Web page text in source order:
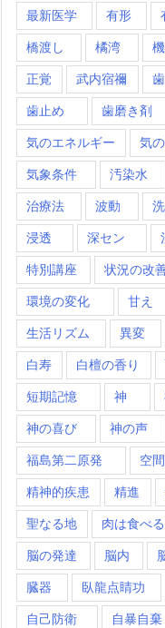
最新医学 有形
橋渡し 橘湾
正覚 武内宿禰
歯止め 歯磨き剤
気のエネルギー 気
気象条件 汚染水
治療法 波動
浸透 深セン
特別講座 状況の改
環境の変化 甘え
生活リズム 異変
白寿 白檀の香り
短期記憶 神
神の喜び 神の声
福島第二原発 空間
精神的疾患 精進
聖なる地 肉は食べ
脳の発達 脳内
臓器 臥龍点睛功
自己防衛 自暴自棄